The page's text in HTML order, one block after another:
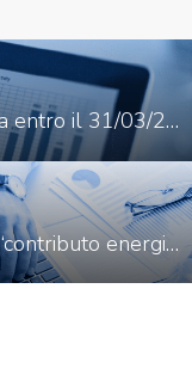
Rendicontazione dei risparmi a Enea entro il 31/03/2020
30 giugno: scade la prima rata del “contributo energivori”